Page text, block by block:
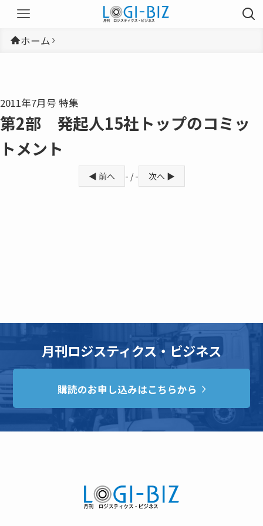
ホーム
2011年7月号 特集
第2部 発起人15社トップのコミッ
トメント
◀ 前へ - / - 次へ ▶
月刊ロジスティクス・ビジネス
購読のお申し込みはこちらから